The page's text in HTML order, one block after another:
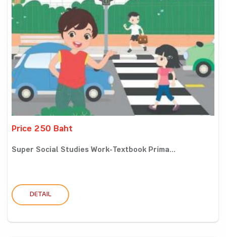
Price 250 Baht
Super Social Studies Work-Textbook Prima...
DETAIL